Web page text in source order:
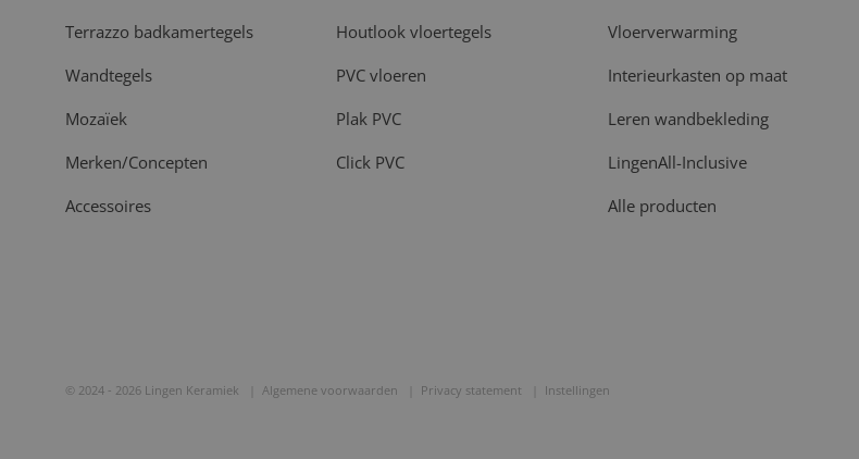
Terrazzo badkamertegels
Wandtegels
Mozaïek
Merken/Concepten
Accessoires
Houtlook vloertegels
PVC vloeren
Plak PVC
Click PVC
Vloerverwarming
Interieurkasten op maat
Leren wandbekleding
LingenAll-Inclusive
Alle producten
© 2024 - 2026 Lingen Keramiek Algemene voorwaarden Privacy statement Instellingen